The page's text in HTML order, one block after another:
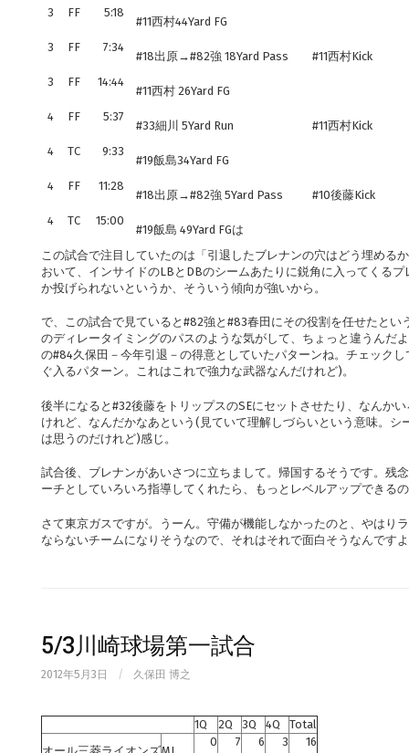
3
FF 5:18
#11西村44Yard FG
3
FF 7:34
#18出原→#82強 18Yard Pass
#11西村Kick
3
FF 14:44
#11西村 26Yard FG
4
FF 5:37
#33細川 5Yard Run
#11西村Kick
4
TC 9:33
#19飯島34Yard FG
4
FF 11:28
#18出原→#82強 5Yard Pass
#10後藤Kick
4
TC 15:00
#19飯島 49Yard FGは
この試合で注目していたのは「引退したブレナンの穴はどう埋める
おいて、インサイドのLBとDBのシームあたりに鋭角に入ってくる
か投げられないというか、そういう傾向が強いから。
で、この試合で見ていると#82強と#83春田にその役割を任せたとい
のディレータイミングのパスのような気がして、ちょっと違うんだ
の#84久保田－今年引退－の得意としていたパターンね。チェック
ぐ入るパターン。これはこれで強力な武器なんだけれど)。
後半になると#32後藤をトリップスのSEにセットさせたり、なんか
けれど、なんだかなあという(見ていて理解しづらいという意味。
は思うのだけれど)感じ。
試合後、ブレナンがあいさつに立ちまして。帰国するそうです。残
ーチとしていろいろ指導してくれたら、もっとレベルアップできる
さて東京ガスですが。うーん。守備が機能しなかったのと、やはり
ならないチームになりそうなので、それはそれで面白そうなんです
5/3川崎球場第一試合
2012年5月3日 / 久保田 博之
1Q 2Q 3Q 4Q
Total
0 7 6 3 16